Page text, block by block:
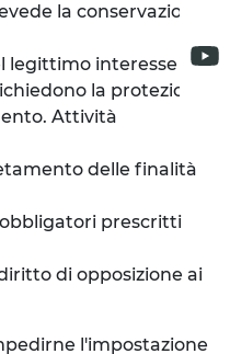
la conservazione
legittimo interesse del
la protezione
Attività
delle finalità
prescritti
di opposizione ai
l'impostazione